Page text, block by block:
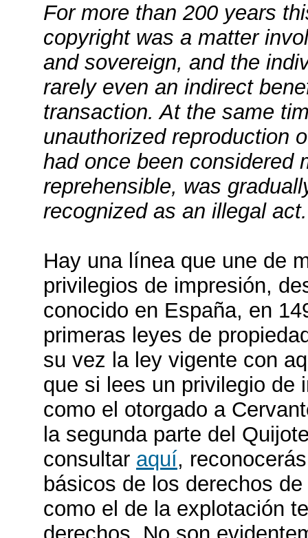
For more than 200 years
copyright was a matter
and sovereign, and the
rarely even an indirect
transaction. At the same
unauthorized reproduction
had once been considered
reprehensible, was
recognized as an illegal act.
Hay una línea que une de
privilegios de impresión,
conocido en España, en
primeras leyes de
su vez la ley vigente con
que si lees un privilegio de
como el otorgado a
la segunda parte del
consultar aquí,
básicos de los derechos
como el de la explotación